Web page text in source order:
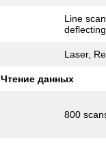
Line
Laser,
Чтение данных
800